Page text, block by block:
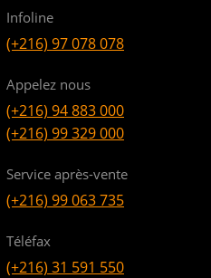
Infoline
(+216) 97 078 078
Appelez nous
(+216) 94 883 000
(+216) 99 329 000
Service après-vente
(+216) 99 063 735
Téléfax
(+216) 31 591 550